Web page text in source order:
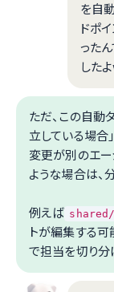
を自
ドポ
った
した
ただ、この自動
立している場合
変更が別のエー
ような場合は、
例えば
トが編集する可
で担当を切り分